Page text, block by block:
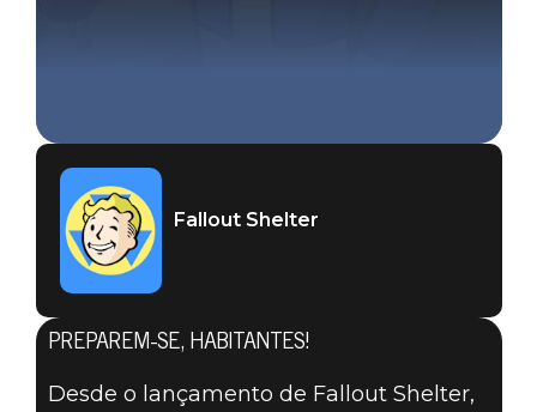
Fallout Shelter
Fallout Shelter
PREPAREM-SE, HABITANTES!
Desde o lançamento de Fallout Shelter,